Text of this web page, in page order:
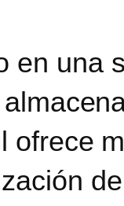
en una
ofrece